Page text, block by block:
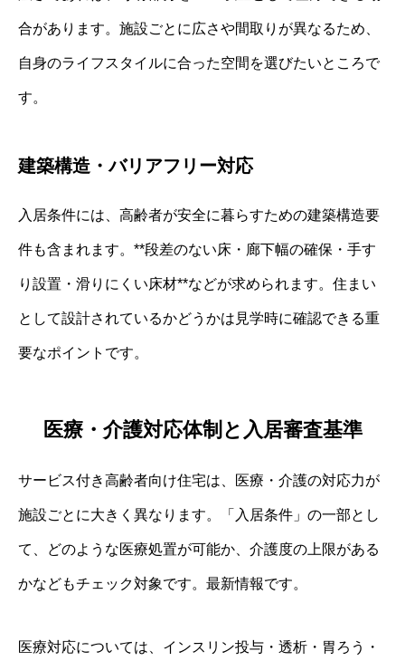
合があります。施設ごとに広さや間取りが異なるため、
自身のライフスタイルに合った空間を選びたいところで
す。
建築構造・バリアフリー対応
入居条件には、高齢者が安全に暮らすための建築構造要
件も含まれます。**段差のない床・廊下幅の確保・手す
り設置・滑りにくい床材**などが求められます。住まい
として設計されているかどうかは見学時に確認できる重
要なポイントです。
医療・介護対応体制と入居審査基準
サービス付き高齢者向け住宅は、医療・介護の対応力が
施設ごとに大きく異なります。「入居条件」の一部とし
て、どのような医療処置が可能か、介護度の上限がある
かなどもチェック対象です。最新情報です。
医療対応については、インスリン投与・透析・胃ろう・